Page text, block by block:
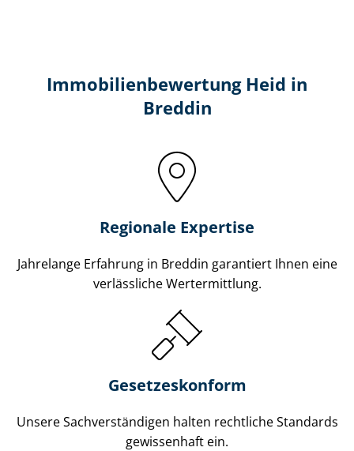
Immobilien­bewertung Heid in
Breddin
Regionale Expertise
Jahrelange Erfahrung in Breddin garantiert Ihnen eine
verlässliche Wertermittlung.
Gesetzes­konform
Unsere Sach­ver­stän­di­gen halten rechtliche Standards
gewissenhaft ein.